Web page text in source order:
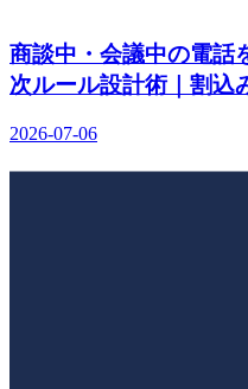
商談中・会議中の電話
次ルール設計術｜割込
2026-07-06